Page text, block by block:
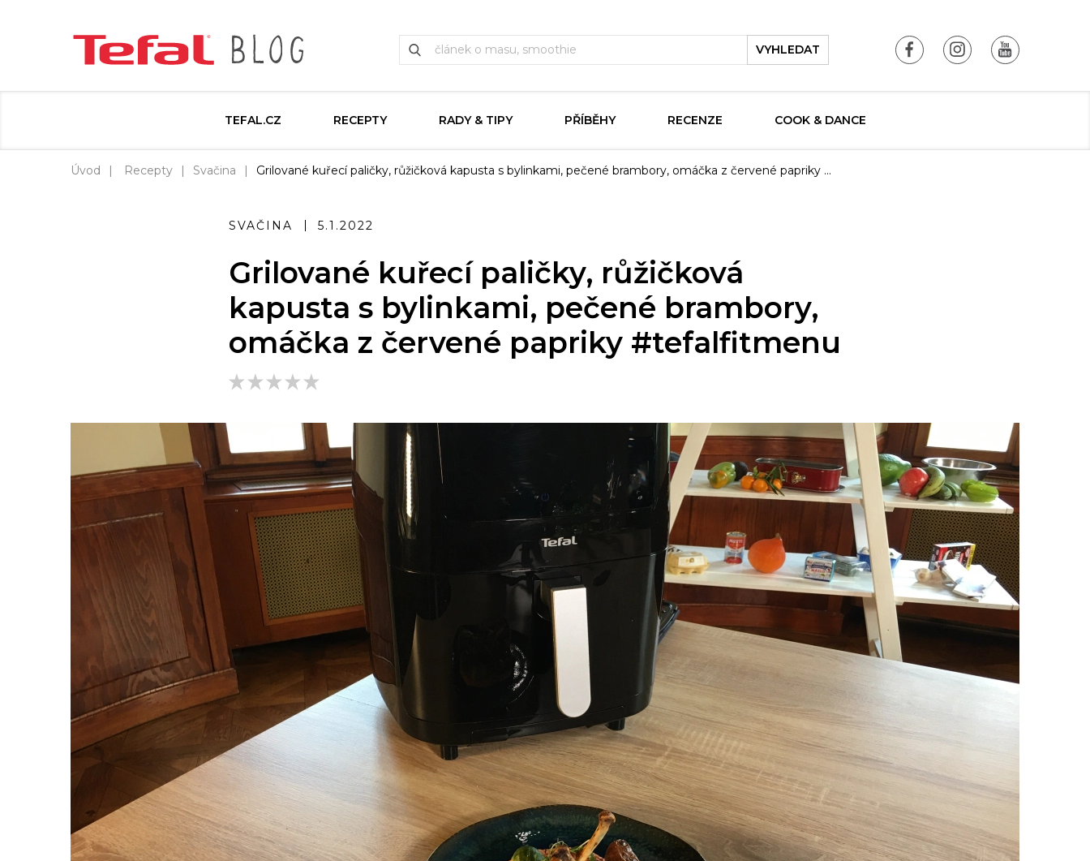
VYHLEDAT
TEFAL.CZ RECEPTY RADY & TIPY PŘÍBĚHY RECENZE COOK & DANCE
Úvod Recepty Svačina Grilované kuřecí paličky, růžičková kapusta s bylinkami, pečené brambory, omáčka z červené papriky …
SVAČINA 5.1.2022
Grilované kuřecí paličky, růžičková
kapusta s bylinkami, pečené brambory,
omáčka z červené papriky #tefalfitmenu